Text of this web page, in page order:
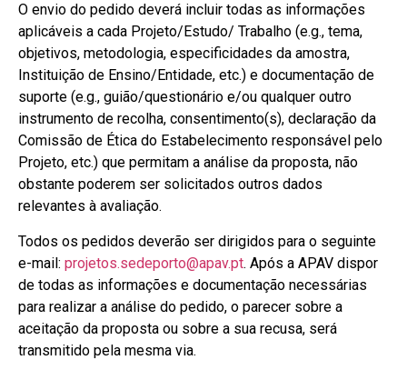
O envio do pedido deverá incluir todas as informações
aplicáveis a cada Projeto/Estudo/ Trabalho (e.g., tema,
objetivos, metodologia, especificidades da amostra,
Instituição de Ensino/Entidade, etc.) e documentação de
suporte (e.g., guião/questionário e/ou qualquer outro
instrumento de recolha, consentimento(s), declaração da
Comissão de Ética do Estabelecimento responsável pelo
Projeto, etc.) que permitam a análise da proposta, não
obstante poderem ser solicitados outros dados
relevantes à avaliação.
Todos os pedidos deverão ser dirigidos para o seguinte
e-mail: projetos.sedeporto@apav.pt. Após a APAV dispor
de todas as informações e documentação necessárias
para realizar a análise do pedido, o parecer sobre a
aceitação da proposta ou sobre a sua recusa, será
transmitido pela mesma via.